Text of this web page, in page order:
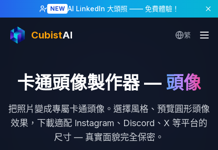
NEW AI LinkedIn 大頭照 —— 免費體驗！
CubistAI 繁
卡通頭像
卡通頭像製作器 — 頭像
把照片變成專屬卡通頭像。選擇風格、預覽圓形頭像
效果，下載適配 Instagram、Discord、X 等平台的
尺寸 — 真實面貌完全保密。